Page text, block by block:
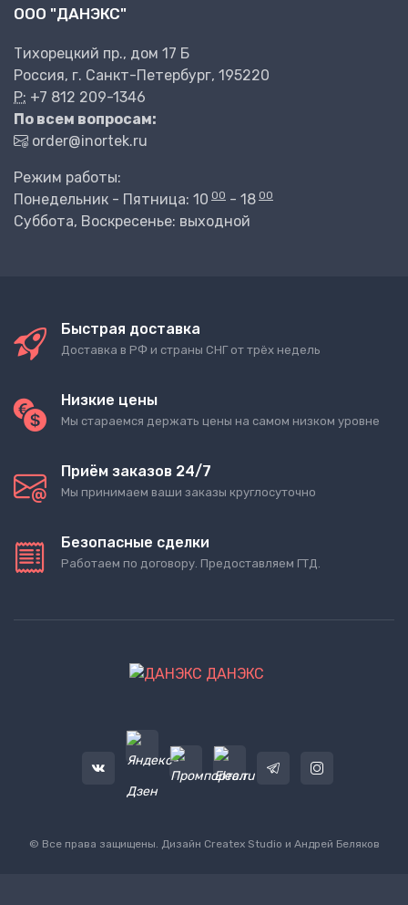
ООО "ДАНЭКС"
Тихорецкий пр., дом 17 Б
Россия, г. Санкт-Петербург, 195220
P: +7 812 209-1346
По всем вопросам:
order@inortek.ru
Режим работы:
Понедельник - Пятница: 10 00 - 18 00
Суббота, Воскресенье: выходной
Быстрая доставка
Доставка в РФ и страны СНГ от трёх недель
Низкие цены
Мы стараемся держать цены на самом низком уровне
Приём заказов 24/7
Мы принимаем ваши заказы круглосуточно
Безопасные сделки
Работаем по договору. Предоставляем ГТД.
ДАНЭКС
© Все права защищены. Дизайн Createx Studio и Андрей Беляков